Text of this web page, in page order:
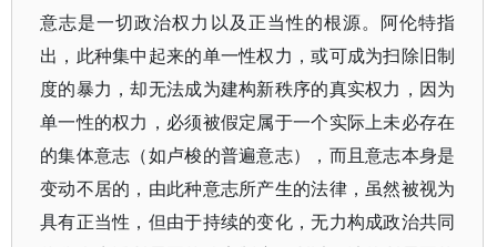
意志是一切政治权力以及正当性的根源。阿伦特指
出，此种集中起来的单一性权力，或可成为扫除旧制
度的暴力，却无法成为建构新秩序的真实权力，因为
单一性的权力，必须被假定属于一个实际上未必存在
的集体意志（如卢梭的普遍意志），而且意志本身是
变动不居的，由此种意志所产生的法律，虽然被视为
具有正当性，但由于持续的变化，无力构成政治共同